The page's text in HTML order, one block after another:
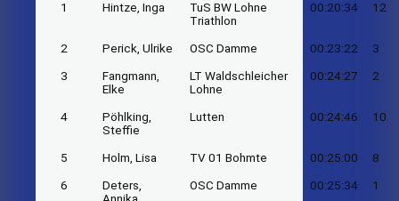
1 Hintze, Inga
TuS BW Lohne
Triathlon
00:20:34 12
2 Perick, Ulrike OSC Damme 00:23:22 3
3
Fangmann,
Elke
LT Waldschleicher
Lohne
00:24:27 2
4
Pöhlking,
Steffie
Lutten 00:24:46 10
5 Holm, Lisa TV 01 Bohmte 00:25:00 8
6
Deters,
OSC Damme 00:25:34 1